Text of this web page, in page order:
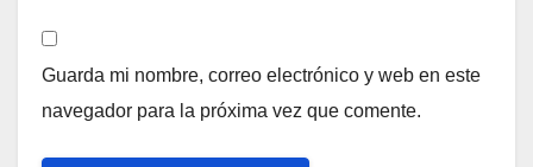
Guarda mi nombre, correo electrónico y web en este
navegador para la próxima vez que comente.